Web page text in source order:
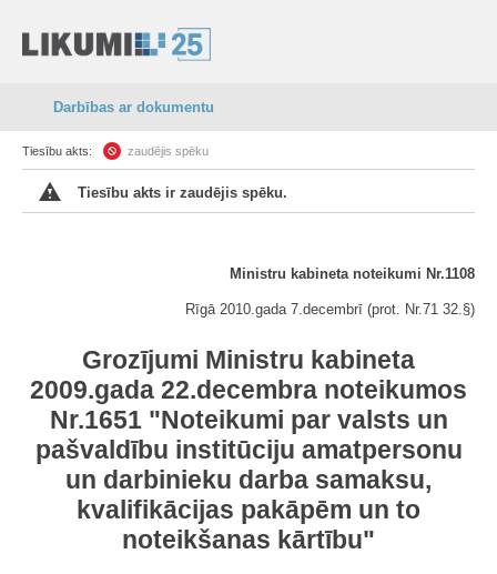
Darbības ar dokumentu
Tiesību akts: zaudējis spēku
Tiesību akts ir zaudējis spēku.
Ministru kabineta noteikumi Nr.1108
Rīgā 2010.gada 7.decembrī (prot. Nr.71 32.§)
Grozījumi Ministru kabineta
2009.gada 22.decembra noteikumos
Nr.1651 "Noteikumi par valsts un
pašvaldību institūciju amatpersonu
un darbinieku darba samaksu,
kvalifikācijas pakāpēm un to
noteikšanas kārtību"